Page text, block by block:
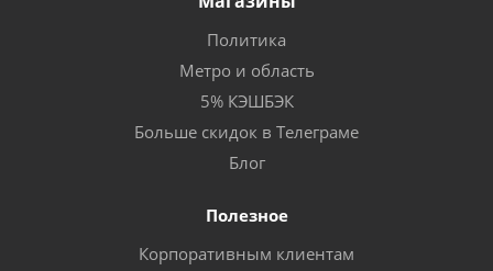
Политика
Метро и область
5% КЭШБЭК
Больше скидок в Телеграме
Блог
Полезное
Корпоративным клиентам